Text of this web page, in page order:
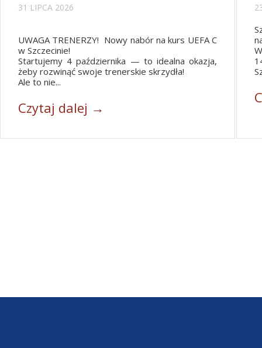
31 LIPCA 2026
UWAGA TRENERZY! Nowy nabór na kurs UEFA C
w Szczecinie!
Startujemy 4 października — to idealna okazja,
żeby rozwinąć swoje trenerskie skrzydła!
Ale to nie...
Czytaj dalej →